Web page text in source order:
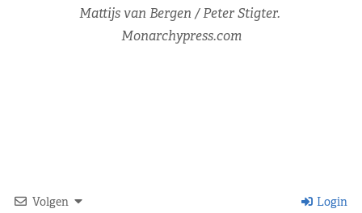
Mattijs van Bergen / Peter Stigter.
Monarchypress.com
Volgen Login